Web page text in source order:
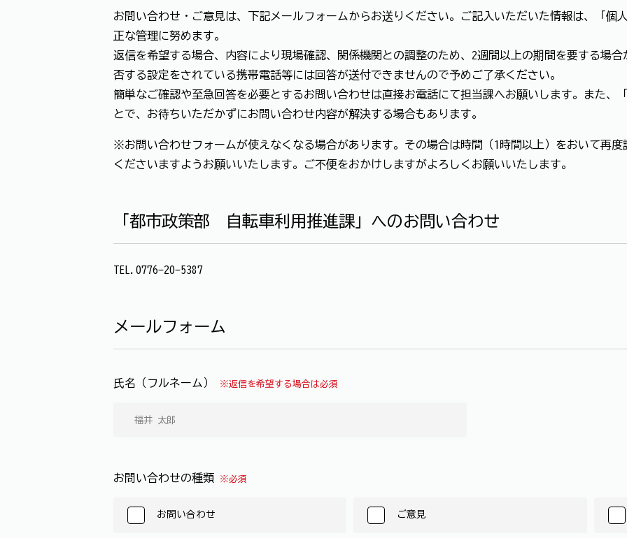
お問い合わせ・ご意見は、下記メールフォームからお送りください。ご記入いただいた情報は、「個
正な管理に努めます。
返信を希望する場合、内容により現場確認、関係機関との調整のため、2週間以上の期間を要する場
否する設定をされている携帯電話等には回答が送付できませんので予めご了承ください。
簡単なご確認や至急回答を必要とするお問い合わせは直接お電話にて担当課へお願いします。また、
とで、お待ちいただかずにお問い合わせ内容が解決する場合もあります。
※お問い合わせフォームが使えなくなる場合があります。その場合は時間（1時間以上）をおいて再
くださいますようお願いいたします。ご不便をおかけしますがよろしくお願いいたします。
「都市政策部 自転車利用推進課」へのお問い合わせ
TEL.0776-20-5387
メールフォーム
氏名（フルネーム） ※返信を希望する場合は必須
お問い合わせの種類 ※必須
お問い合わせ ご意見